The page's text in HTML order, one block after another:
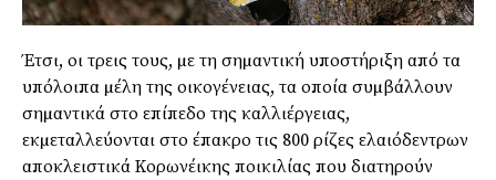
Έτσι, οι τρεις τους, µε τη σηµαντική υποστήριξη από τα
υπόλοιπα µέλη της οικογένειας, τα οποία συµβάλλουν
σηµαντικά στο επίπεδο της καλλιέργειας,
εκµεταλλεύονται στο έπακρο τις 800 ρίζες ελαιόδεντρων
αποκλειστικά Κορωνέικης ποικιλίας που διατηρούν